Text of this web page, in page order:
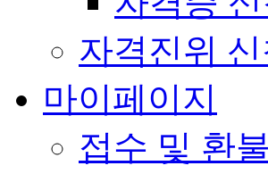
자격진위
마이페이지
접수 및 환